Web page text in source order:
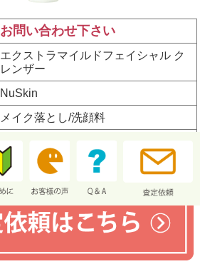
お問い合わせ下さい
エクストラマイルドフェイシャル ク
レンザー
NuSkin
メイク落とし/洗顔料